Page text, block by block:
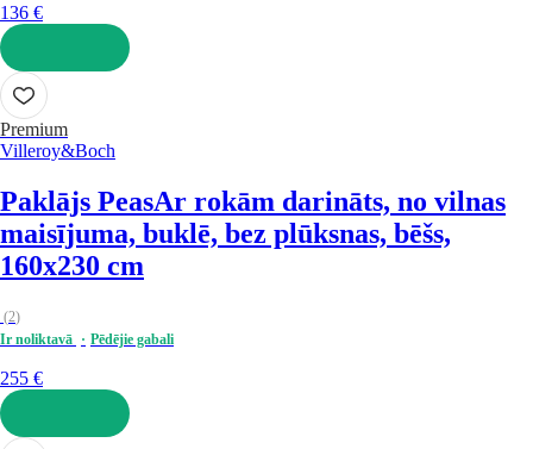
136 €
LIKT GROZĀ
Premium
Villeroy&Boch
Paklājs PeasAr rokām darināts, no vilnas
maisījuma, buklē, bez plūksnas, bēšs,
160x230 cm
(2)
Ir noliktavā
Pēdējie gabali
255 €
LIKT GROZĀ